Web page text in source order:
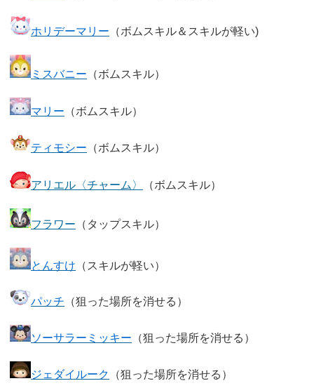
ホリデーマリー （ボムスキル＆スキルが軽い)
ミスバニー （ボムスキル）
マリー （ボムスキル）
ティモシー （ボムスキル）
アリエル〈チャーム〉 （ボムスキル）
フラワー （タップスキル）
とんすけ （スキルが軽い）
パッチ （狙った場所を消せる）
ソーサラーミッキー （狙った場所を消せる）
ジェダイルーク （狙った場所を消せる）